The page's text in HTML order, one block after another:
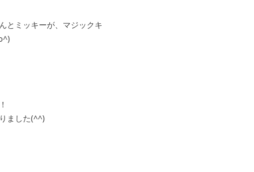
とミッキーが、マジックキ
ました(^^)